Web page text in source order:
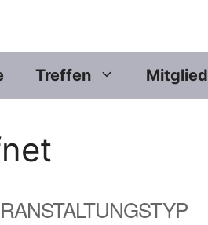
Treffen Mitglied